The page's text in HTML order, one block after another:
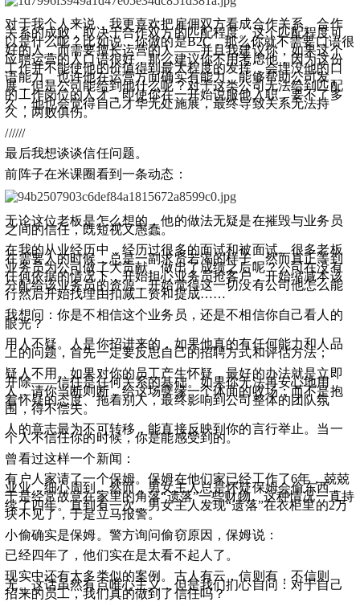
对于我个人来说，我更喜欢把雇佣双方看成合作关系。合作
关系的成败，取决于合作双方的匹配程度。这个匹配程度可
以是什么呢？比如说，你做的是B2C，那么你就不需要口语很
好的人，而需要擅长运营的人——并且我建议你，如果这个
应聘运营的人口语很好，那么建议你不用考虑他，因为这份
工作并不能使他的价值得到最大程度的发挥，会埋没他的口
语能力。也许他在运营方面确实有能力、能够帮助公司发
展，但是公司能给到他什么呢？对于这类公司无法给到匹配
的工作岗位的人才，即使你在一开始说服他入职，要不了多
久，他也会觉得自己才华无处施展，最终导致关系无法持
久，两败俱伤。
//////
最后我想谈谈信任问题。
前阵子在米课圈看到一条动态：
无论这位老板是怎么想的，他的做法无疑是在摧毁与业务员
之间的信任，既短视又愚蠢。
在我的从业经历中，经历过很多的面试和被面试。很多老板
在需要人的时候，总是一副求贤若渴的样子。然而真正等到
业务员为公司做了大贡献、做出了成绩之后呢？公司在没有
任何依据的情况下，开始担心业务员抢客户，开始缩减本该
分配给该业务员的资源，开始觉得这一切没有公司他怎么能
行然后开始找理由扣减工资和提成……
我想问：你是不相信这个业务员，还是不相信你自己看人的
眼光？
用人不疑。人是你招进来的，如果他真的有任何能力和人品
上的问题，首先一定要反思自己的招聘方式和评估方法；
疑人不用。如果对你的员工产生怀疑，最好的办法就是立即
开除——信任是任何关系的基础。如果你无法再安心地用
人，请你当断则断，给这场孽缘一个体面的收场；而不是抱
着怀疑的态度、拖着别人，最终影响到公司整体的团队氛
围，得不偿失。
人的意志最为不可转移，能直接反映到你的言行举止。当一
个人不信任你的时候，你是能感受到的。
曾看过这样一个新闻：
有户人家请了一个保姆。保姆在他们家已经工作了6年，兢兢
业业，细心周到。然而，男女主人总是怀疑保姆会偷东西，
于是经常故意在家里的角落“遗落”一些财物。这种情况一直持
续了四年。直到有一次，男女主人发现“遗落”在衣柜里的2万
块不见了，于是立马报警。
小偷确实是保姆。警方询问偷窃原因，保姆说：
已经四年了，他们实在是太看不起人了。
现实中还有太多类似的案例。古人有云，信则有，不信则
无。这话虽然有点唯心主义，但是我们扪心自问：对于自己
招来的员工，我们真的做到了信任吗？